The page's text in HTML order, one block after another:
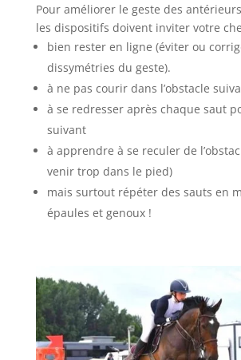
Pour améliorer le geste des antérieurs
les dispositifs doivent inviter votre
bien rester en ligne (éviter ou
dissymétries du geste).
à ne pas courir dans l’obstacle
à se redresser après chaque saut
suivant
à apprendre à se reculer de
venir trop dans le pied)
mais surtout répéter des sauts en
épaules et genoux !